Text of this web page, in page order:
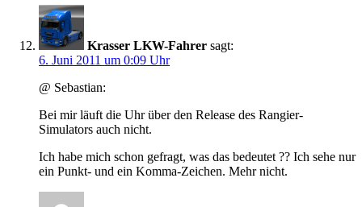
Krasser LKW-Fahrer sagt:
6. Juni 2011 um 0:09 Uhr
@ Sebastian:
Bei mir läuft die Uhr über den Release des Rangier-
Simulators auch nicht.
Ich habe mich schon gefragt, was das bedeutet ?? Ich sehe nur
ein Punkt- und ein Komma-Zeichen. Mehr nicht.